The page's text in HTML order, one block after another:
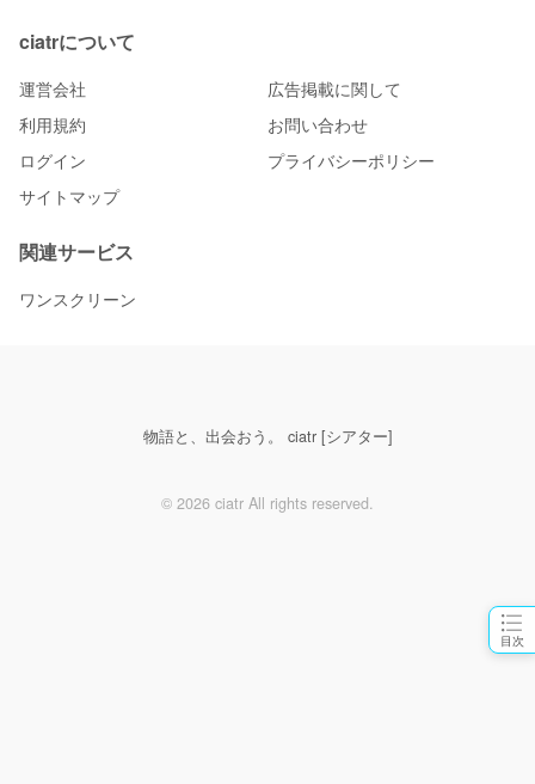
目次
ciatrについて
運営会社
広告掲載に関して
利用規約
お問い合わせ
ログイン
プライバシーポリシー
サイトマップ
関連サービス
ワンスクリーン
物語と、出会おう。 ciatr [シアター]
© 2026 ciatr All rights reserved.